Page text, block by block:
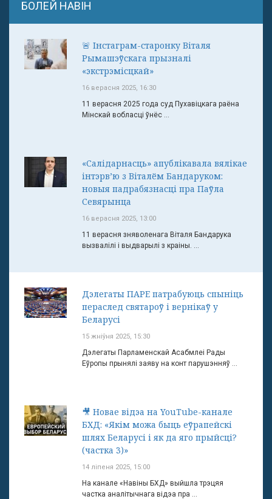
БОЛЕЙ НАВІН
🚨 Інстаграм-старонку Віталя
Рымашэўскага прызналі
«экстрэмісцкай»
16 верасня 2025, 16:30
11 верасня 2025 года суд Пухавіцкага раёна
Мінскай вобласці ўнёс ...
«Салідарнасць» апублікавала вялікае
інтэрв’ю з Віталём Бандаруком:
новыя падрабязнасці пра Паўла
Севярынца
16 верасня 2025, 13:00
11 верасня зняволенага Віталя Бандарука
вызвалілі і выдварылі з краіны. ...
Дэлегаты ПАРЕ патрабуюць спыніць
пераслед святароў і вернікаў у
Беларусі
15 жніўня 2025, 15:30
Дэлегаты Парламенскай Асабмлеі Рады
Еўропы прынялі заяву на конт парушэнняў ...
🎥 Новае відэа на YouTube-канале
БХД: «Якім можа быць еўрапейскі
шлях Беларусі і як да яго прыйсці?
(частка 3)»
14 ліпеня 2025, 15:00
На канале «Навіны БХД» выйшла трэцяя
частка аналітычнага відэа пра ...